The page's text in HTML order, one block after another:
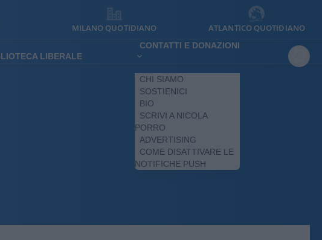
MILANO QUOTIDIANO ATLANTICO QUOTIDIANO
LIBERALE
CONTATTI E DONAZIONI
CHI SIAMO
SOSTIENICI
BIO
SCRIVI A NICOLA
PORRO
ADVERTISING
COME DISATTIVARE LE
NOTIFICHE PUSH